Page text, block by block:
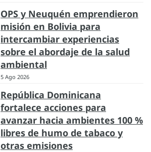
OPS y Neuquén emprendieron
misión en Bolivia para
intercambiar experiencias
sobre el abordaje de la salud
ambiental
5 Ago 2026
República Dominicana
fortalece acciones para
avanzar hacia ambientes 100 %
libres de humo de tabaco y
otras emisiones